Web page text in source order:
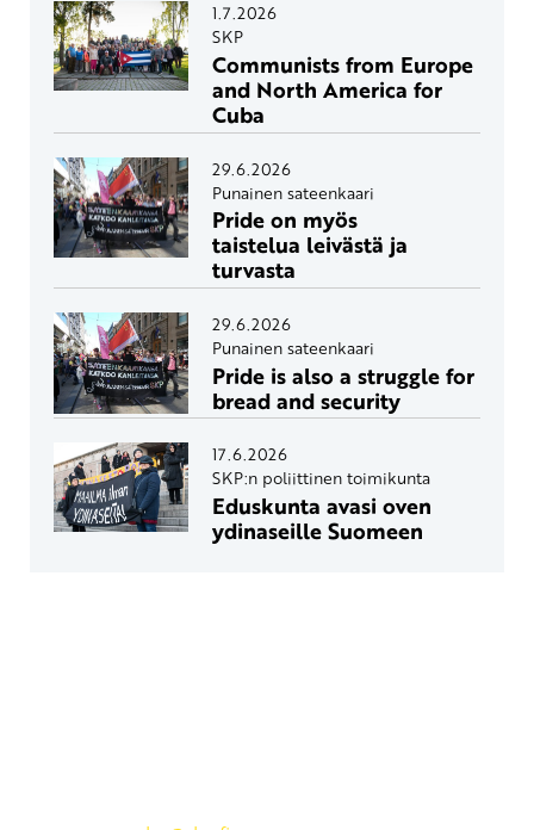
1.7.2026
SKP
Communists from Europe
and North America for
Cuba
29.6.2026
Punainen sateenkaari
Pride on myös
taistelua leivästä ja
turvasta
29.6.2026
Punainen sateenkaari
Pride is also a struggle for
bread and security
17.6.2026
SKP:n poliittinen toimikunta
Eduskunta avasi oven
ydinaseille Suomeen